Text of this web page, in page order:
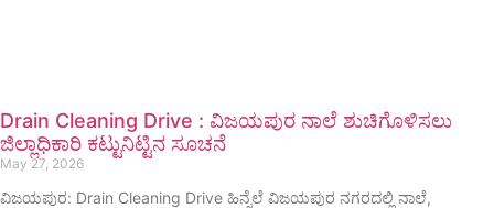
Drain Cleaning Drive : ವಿಜಯಪುರ ನಾಲೆ ಶುಚಿಗೊಳಿಸಲು
ಜಿಲ್ಲಾಧಿಕಾರಿ ಕಟ್ಟುನಿಟ್ಟಿನ ಸೂಚನೆ
May 27, 2026
ವಿಜಯಪುರ: Drain Cleaning Drive ಹಿನ್ನೆಲೆ ವಿಜಯಪುರ ನಗರದಲ್ಲಿ ನಾಲೆ,